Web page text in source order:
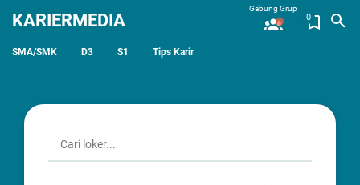
KARIERMEDIA
SMA/SMK D3 S1 Tips Karir
0
Gabung Grup